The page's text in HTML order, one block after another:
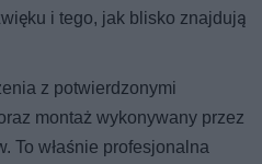
i tego, jak blisko znajdują
z potwierdzonymi
montaż wykonywany przez
To właśnie profesjonalna